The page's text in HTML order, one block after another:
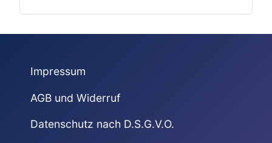
Impressum
AGB und Widerruf
Datenschutz nach D.S.G.V.O.